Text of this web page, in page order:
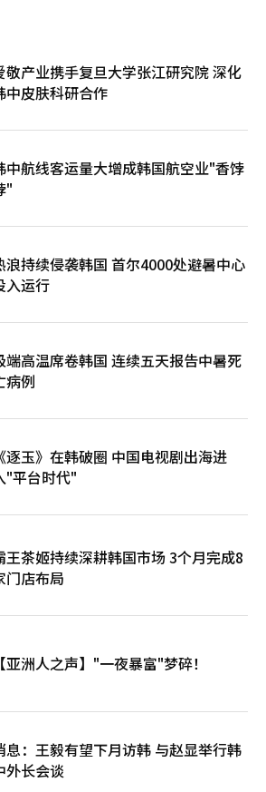
然不放弃主导权的信号，同时也是将朝鲜
序的战略举动。最终，现在在北京发生的
题。21世纪的亚洲时代究竟将在什么样的
的文明转型时代，韩国又将成为一个怎样
智能（AI）系统翻译与编辑。
基础。这是一个拥有共存、秩序、节制和
西方式的霸权模型。因此，现在所需的不
治，而是规划未来的政治。 即将访问安
李在明总统的会谈不应仅仅是一次外交事
向新的经济和技术共同体的历史起点。
的区块化时代迈进。美国正在建立以北美为
在强化中华圈经济。欧洲则基于欧盟单一
国和日本仅在历史冲突中消耗彼此，最终
韩日经济共同体并非简单的自由贸易构
能半导体共同供应链、能源安全合作、共
才交流、数字金融合作在内的未来型战略
心之言，其利断金。”现在，韩日两国
明新秩序的决心。 尤其是韩日关系中最
问题。历史中存在着创伤和伤痛，这些是
并非仅靠仇恨维持。记忆是必要的，但仅
《道德经》云：“报怨以德，原恨不
刚强，德行创造秩序。这不是失败的哲
《法句经》也说：“怨恨不能以怨恨解开，
恒的真理。”几千年前释迦牟尼的教诲至
间的关系也不能仅靠无尽的敌对和仇恨维
共存的智慧是必不可少的。 《罗马书》
要以恶报恶，而要以善胜恶。”这并不是
痛，创造更高层次的秩序。人类文明的伟
及面向未来的勇气。 这是特朗普、习近
然而，真正重要的是在强国之间不被牵引
本应当成为一个支柱。这或许是维护人工
启未来世代繁荣的最现实之路。※ 本报
翻译与编辑。
谷、华尔街、大学研究所、国防部、云计
+企业复合体”的人工智能霸权结构。 相
。尽管在基础半导体技术上仍处于劣势，
用能力和国家层面的集中投资方面，中国
华为、中芯国际、百度、阿里巴巴和腾讯等
美国的创新模式以自由市场为中心，而中
员体系。在必要时，中央政府、地方政府、
时行动。中国在高铁、电动车和太阳能产
式也正在应用于人工智能领域。 另一个重
能时代的核心最终是数据、电力和半导
人口和移动生态系统，积累了大量数据。
基础和庞大的内需市场，形成了独特的优
新和基础技术方面则更为强大。OpenAI、
等公司正在设计全球人工智能技术的方
人工智能竞争不仅仅是技术竞争。美国
国在“规模和执行力”方面强。因此，两
而中国则担心美国利用半导体、GPU和云
能产业的发展。最终，这次北京会议不仅
围绕人工智能时代的霸权结构进行的一场
处于何种位置呢？韩国目前在全球范围内
星电子和SK海力士为核心的内存半导体
平。同时，Naver、Kakao、LG人工智能
主人工智能生态系统也在不断发展。 然
在平台和基础技术上强，而中国在市场和
体领域强，但在平台和超大规模人工智能
。不过，这并不意味着悲观。相反，韩国
先是人工智能半导体。人工智能时代的核
有内存半导体，人工智能也无法存在。在
域，韩国企业具备世界一流的竞争力。 其
韩国在汽车、造船、电池、半导体和机器人
大实力。在将人工智能与制造业结合
域，韩国有望争夺全球前三强的地位。
。K-pop、K剧和K内容的全球影响力在
和数字平台竞争中可能成为重要资产。
仅仅依靠军事霸权运作。人工智能、半导
能源、供应链和金融将形成一个庞大的网
国科技巨头们齐聚的原因正是如此。他们
世纪美国霸权的“技术将领”。而在北京人
，正是世界已经进入人工智能冷战时代的历
工智能（AI）系统翻译与编辑。
贸易逆差的解决和中国不公平贸易行为的
复性关税回应。世界对“关税战”这个词已
几年间，世界的关注点完全转移。现在的
更便宜”，而是“谁能设计未来文明”。
心。 半导体不再是简单的电子元件。AI时
家的军事力量、金融系统、云计算产业、
、生物产业等都在超高性能半导体的支持
的GPU如今被称为“AI时代的原油”。 美
领域正是先进的AI半导体。美国限制了
片的对华出口，并加强了对先进半导体设
荷兰的ASML和日本半导体设备企业也在
战略，使得中国在先进工艺的接触上面临
并没有轻易退让。相反，中国将美国的压
建设、内存自给自足和中国半导体设备的
其是最近中国AI企业深思科技的崛起，对全
击。 深思科技在美国最先进芯片接触受
化技术和高效的运算结构实现了相当的AI
国芯片，中国AI无法成长”的传统假设。
如果对中国施加过大压力，短期内美国可
看，反而可能加速中国的自立步伐。实际
导致对方独立生态系统的崛起。 此次北
地处理AI与半导体问题的原因也在于此。
崛起的同时，也希望避免美国企业完全失
果、特斯拉等美国企业仍然视中国为全球
国也清楚，完全排除美国的先进技术和全
现实。 因此，此次会谈的氛围与过去的
双方互相提高关税，围绕贸易盈亏争斗，
未来文明主导权展开更深层次的竞争。表
在进行“谁将掌握AI时代的操作系统”的静
马逊、Meta，甚至华尔街金融公司都在
了天文数字的资金。美国在设计、软件和先
球最强的地位。 相对而言，中国则凭借庞
投资和制造业基础加快追赶步伐。中国地
上投入了巨额资金，同时积极进行半导体
开发。北京、上海、深圳等地已经聚集了
体公司。AI与半导体的竞争不仅仅是产业竞
世界秩序的主导权竞争。在这一变化中，
关税依然重要，但关税是过去工业时代的
数据、运算能力和半导体供应链。最终，
产”的时代转向“谁能掌握更多运算能力
济也很可能因此而剧烈动荡。如果美中
保持一定程度的合作与交易，全球半导体
势。反之，如果冲突再次升级，供应链的分
严重，世界可能会分裂为以美国为中心的
敬产业携手复旦大学张江研究院 深化
中皮肤科研合作
中航线客运量大增成韩国航空业"香饽
"
浪持续侵袭韩国 首尔4000处避暑中心
入运行
端高温席卷韩国 连续五天报告中暑死
病例
《逐玉》在韩破圈 中国电视剧出海进
"平台时代"
王茶姬持续深耕韩国市场 3个月完成8
门店布局
【亚洲人之声】"一夜暴富"梦碎！
息：王毅有望下月访韩 与赵显举行韩
外长会谈